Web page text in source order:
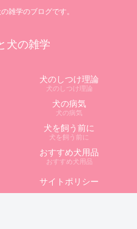
雑学のブログです。
犬の雑学
犬のしつけ理論
犬のしつけ理論
犬の病気
犬の病気
犬を飼う前に
犬を飼う前に
おすすめ犬用品
おすすめ犬用品
サイトポリシー